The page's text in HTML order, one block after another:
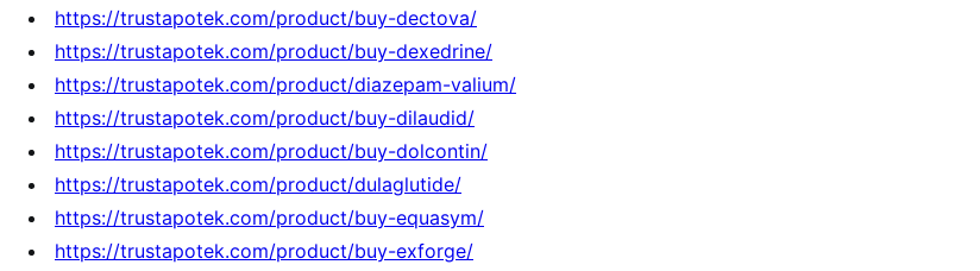
https://trustapotek.com/product/buy-dectova/
https://trustapotek.com/product/buy-dexedrine/
https://trustapotek.com/product/diazepam-valium/
https://trustapotek.com/product/buy-dilaudid/
https://trustapotek.com/product/buy-dolcontin/
https://trustapotek.com/product/dulaglutide/
https://trustapotek.com/product/buy-equasym/
https://trustapotek.com/product/buy-exforge/